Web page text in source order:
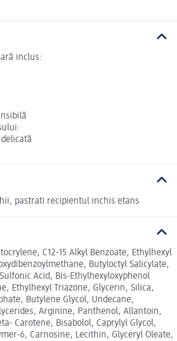
inclus:
pastrati recipientul inchis etans
C12-15 Alkyl Benzoate, Ethylhexyl
Butyloctyl Salicylate,
Acid, Bis-Ethylhexyloxyphenol
Ethylhexyl Triazone, Glycerin, Silica,
Butylene Glycol, Undecane,
Arginine, Panthenol, Allantoin,
Carotene, Bisabolol, Caprylyl Glycol,
6, Carnosine, Lecithin, Glyceryl Oleate,